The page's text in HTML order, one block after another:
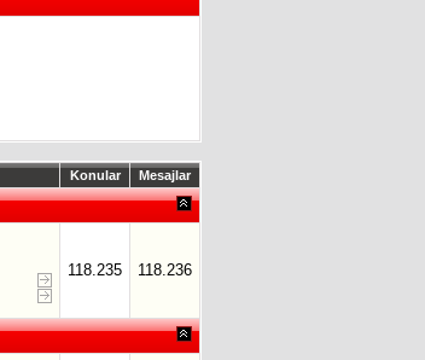
Konular Mesajlar
118.235 118.236